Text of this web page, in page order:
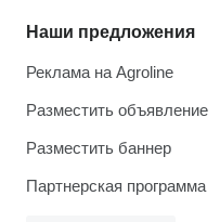
Наши предложения
Реклама на Agroline
Разместить объявление
Разместить баннер
Партнерская программа